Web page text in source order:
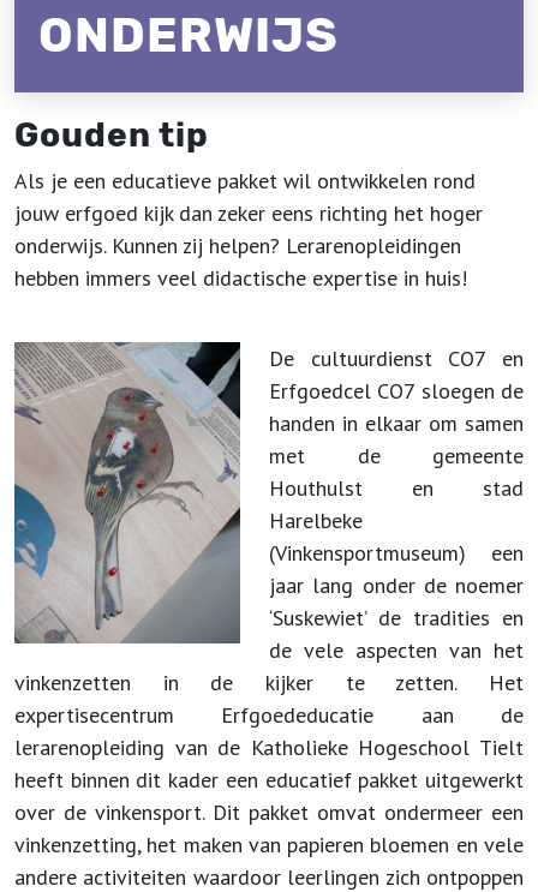
ONDERWIJS
Gouden tip
Als je een educatieve pakket wil ontwikkelen rond
jouw erfgoed kijk dan zeker eens richting het hoger
onderwijs. Kunnen zij helpen? Lerarenopleidingen
hebben immers veel didactische expertise in huis!
De cultuurdienst CO7 en
Erfgoedcel CO7 sloegen de
handen in elkaar om samen
met de gemeente
Houthulst en stad
Harelbeke
(Vinkensportmuseum) een
jaar lang onder de noemer
‘Suskewiet’ de tradities en
de vele aspecten van het
vinkenzetten in de kijker te zetten. Het
expertisecentrum Erfgoededucatie aan de
lerarenopleiding van de Katholieke Hogeschool Tielt
heeft binnen dit kader een educatief pakket uitgewerkt
over de vinkensport. Dit pakket omvat ondermeer een
vinkenzetting, het maken van papieren bloemen en vele
andere activiteiten waardoor leerlingen zich ontpoppen